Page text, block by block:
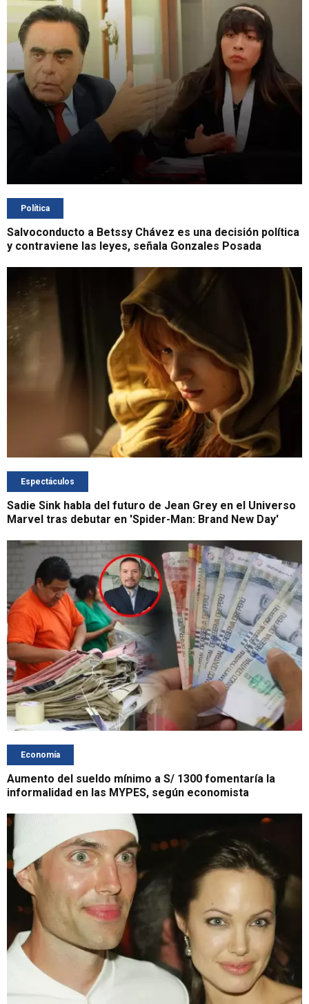
Política
Salvoconducto a Betssy Chávez es una decisión política
y contraviene las leyes, señala Gonzales Posada
Espectáculos
Sadie Sink habla del futuro de Jean Grey en el Universo
Marvel tras debutar en 'Spider-Man: Brand New Day'
Economía
Aumento del sueldo mínimo a S/ 1300 fomentaría la
informalidad en las MYPES, según economista